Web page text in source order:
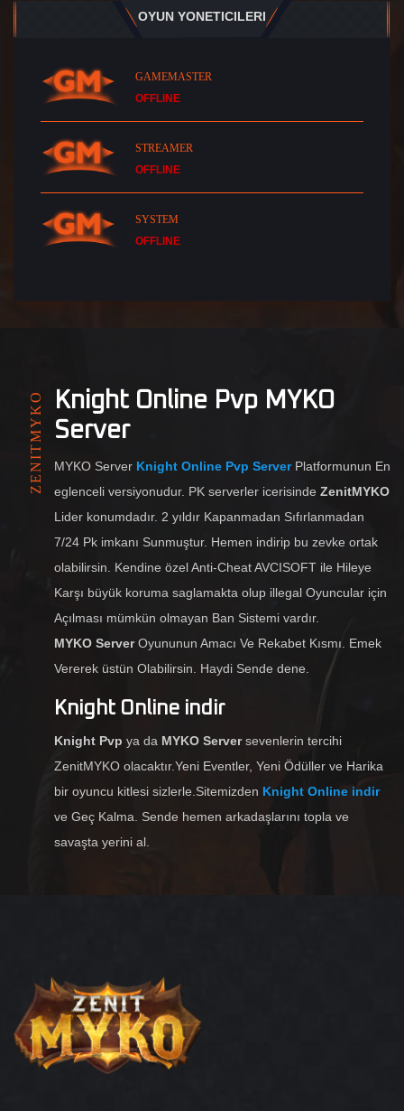
OYUN YONETICILERI
GAMEMASTER
OFFLINE
STREAMER
OFFLINE
SYSTEM
OFFLINE
Knight Online Pvp MYKO
Server
MYKO Server Knight Online Pvp ServerPlatformunun En
eglenceli versiyonudur. PK serverler icerisinde ZenitMYKO
Lider konumdadır. 2 yıldır Kapanmadan Sıfırlanmadan
7/24 Pk imkanı Sunmuştur. Hemen indirip bu zevke ortak
olabilirsin. Kendine özel Anti-Cheat AVCISOFT ile Hileye
Karşı büyük koruma saglamakta olup illegal Oyuncular için
Açılması mümkün olmayan Ban Sistemi vardır.
MYKO ServerOyununun Amacı Ve Rekabet Kısmı. Emek
Vererek üstün Olabilirsin. Haydi Sende dene.
Knight Online indir
ZENITMYKO
Knight Pvp ya da MYKO Serversevenlerin tercihi
ZenitMYKO olacaktır.Yeni Eventler, Yeni Ödüller ve Harika
bir oyuncu kitlesi sizlerle.Sitemizden Knight Online indir
ve Geç Kalma. Sende hemen arkadaşlarını topla ve
savaşta yerini al.